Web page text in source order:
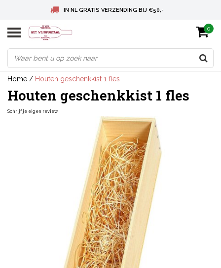
IN NL GRATIS VERZENDING BIJ €50,-
BELGIE GRATIS VERZENDING BIJ € 75
DEUTSCHLAND VERSANDKOSTENFREI AB € 75
0
Home / Houten geschenkkist 1 fles
Houten geschenkkist 1 fles
Schrijf je eigen review